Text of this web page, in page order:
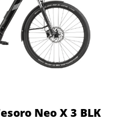
Neo X 3 BLK